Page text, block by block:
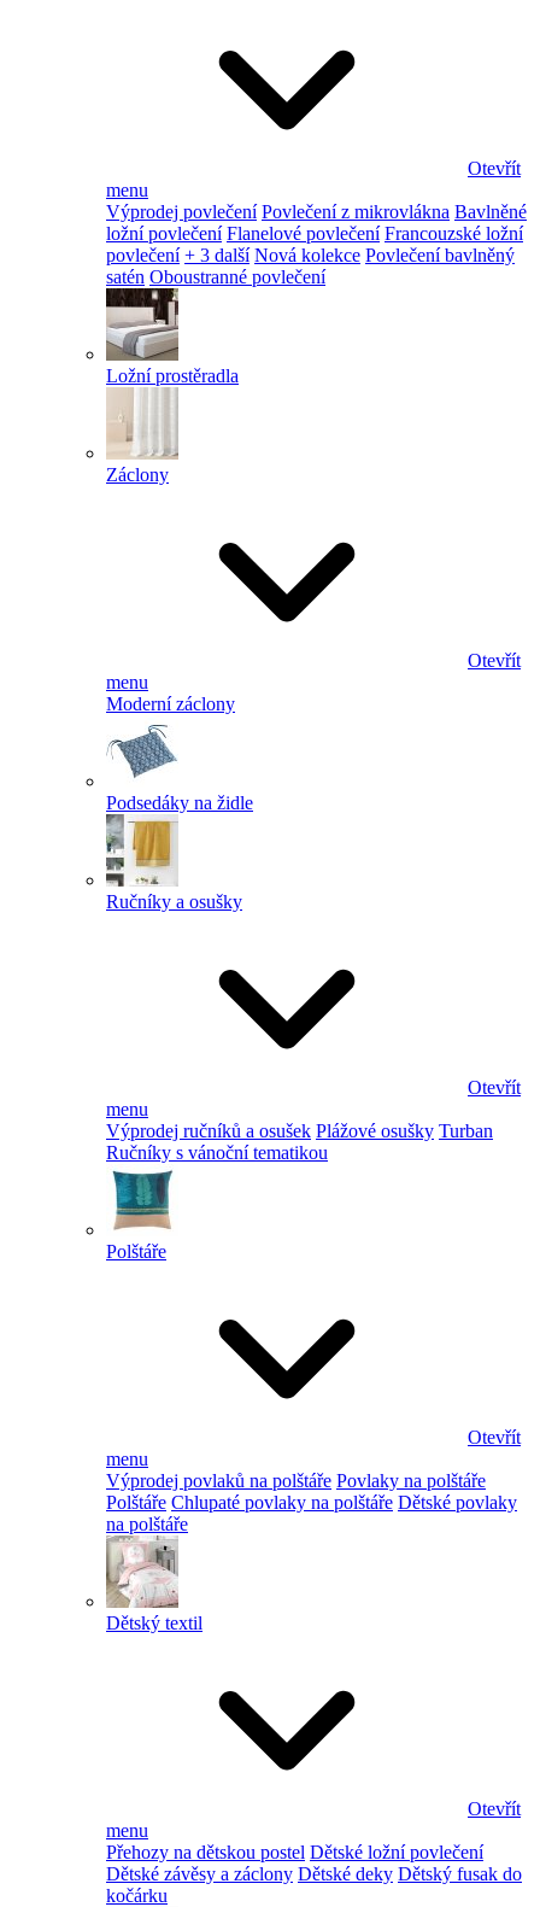
Otevřít
menu
Výprodej povlečení Povlečení z mikrovlákna Bavlněné
ložní povlečení Flanelové povlečení Francouzské ložní
povlečení + 3 další Nová kolekce Povlečení bavlněný
satén Oboustranné povlečení
Ložní prostěradla
Záclony
Otevřít
menu
Moderní záclony
Podsedáky na židle
Ručníky a osušky
Otevřít
menu
Výprodej ručníků a osušek Plážové osušky Turban
Ručníky s vánoční tematikou
Polštáře
Otevřít
menu
Výprodej povlaků na polštáře Povlaky na polštáře
Polštáře Chlupaté povlaky na polštáře Dětské povlaky
na polštáře
Dětský textil
Otevřít
menu
Přehozy na dětskou postel Dětské ložní povlečení
Dětské závěsy a záclony Dětské deky Dětský fusak do
kočárku